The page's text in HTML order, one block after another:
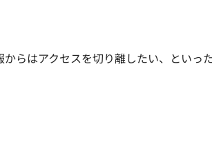
らはアクセスを切り離したい、といっ